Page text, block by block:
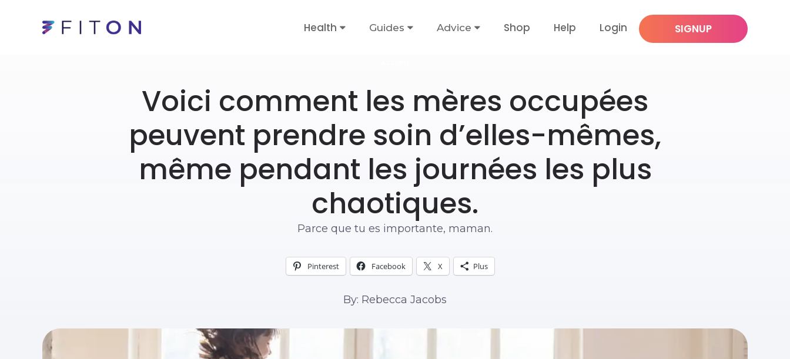
Health Guides Advice Shop Help Login SIGNUP
Voici comment les mères occupées
peuvent prendre soin d’elles-mêmes,
même pendant les journées les plus
chaotiques.
Parce que tu es importante, maman.
Pinterest Facebook X Plus
By: Rebecca Jacobs